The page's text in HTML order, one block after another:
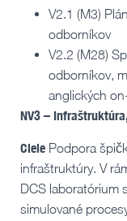
V2.1 (M3)
odborníkov
V2.2 (M28)
odborníkov,
anglických
NV3 –
Ciele Podpora
infraštruktúry. V
DCS laboratórium
simulované